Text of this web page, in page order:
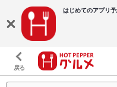
はじめてのアプリ
戻る